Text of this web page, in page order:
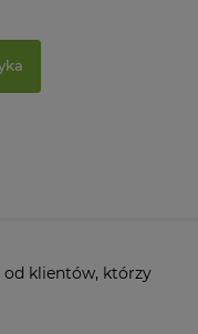
od klientów, którzy